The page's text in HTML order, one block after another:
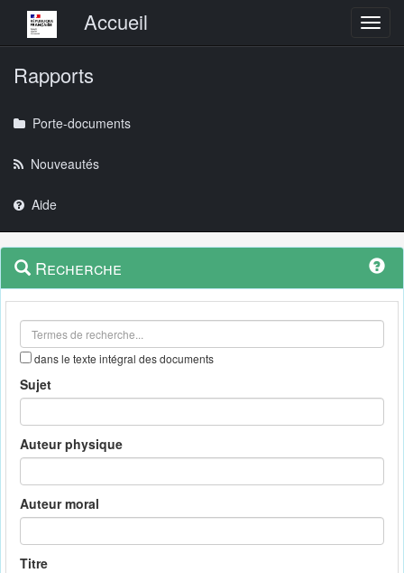
Menu principalAccueil
Rapports
Porte-documents
Nouveautés
Aide
Navigation
outils
Menu
contextuel
Recherche
dans le texte intégral des documents
Sujet
Auteur physique
Auteur moral
Titre